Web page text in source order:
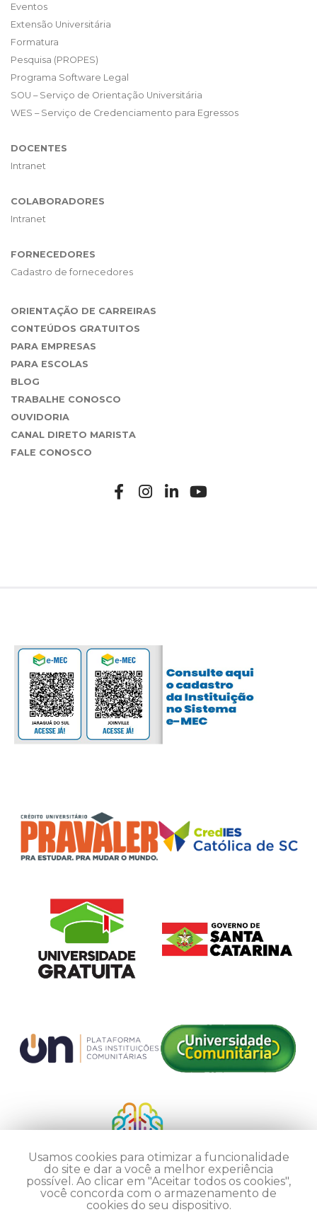
Eventos
Extensão Universitária
Formatura
Pesquisa (PROPES)
Programa Software Legal
SOU – Serviço de Orientação Universitária
WES – Serviço de Credenciamento para Egressos
DOCENTES
Intranet
COLABORADORES
Intranet
FORNECEDORES
Cadastro de fornecedores
ORIENTAÇÃO DE CARREIRAS
CONTEÚDOS GRATUITOS
PARA EMPRESAS
PARA ESCOLAS
BLOG
TRABALHE CONOSCO
OUVIDORIA
CANAL DIRETO MARISTA
FALE CONOSCO
Usamos cookies para otimizar a funcionalidade
do site e dar a você a melhor experiência
possível. Ao clicar em "Aceitar todos os cookies",
você concorda com o armazenamento de
cookies do seu dispositivo.